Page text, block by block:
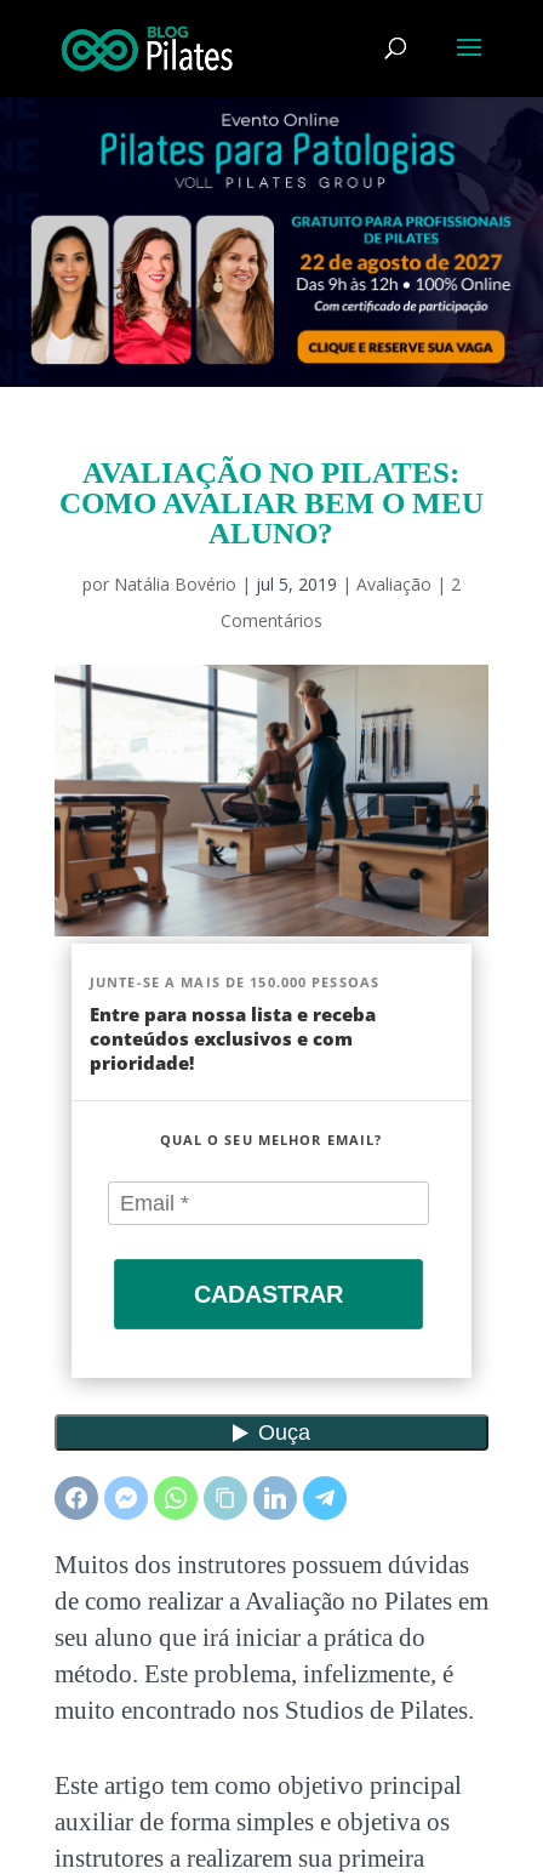
AVALIAÇÃO NO PILATES:
COMO AVALIAR BEM O MEU
ALUNO?
por Natália Bovério | jul 5, 2019 | Avaliação | 2
Comentários
JUNTE-SE A MAIS DE 150.000 PESSOAS
Entre para nossa lista e receba
conteúdos exclusivos e com
prioridade!
QUAL O SEU MELHOR EMAIL?
CADASTRAR
Muitos dos instrutores possuem dúvidas
de como realizar a Avaliação no Pilates em
seu aluno que irá iniciar a prática do
método. Este problema, infelizmente, é
muito encontrado nos Studios de Pilates.
Este artigo tem como objetivo principal
auxiliar de forma simples e objetiva os
instrutores a realizarem sua primeira